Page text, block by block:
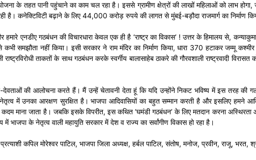
के तहत पानी पहुंचाने का काम चल रहा है। इससे ग्रामीण क्षेत्रों की लाखों महिलाओं को लाभ
है। कनेक्टिविटी बढ़ाने के लिए 44,000 करोड़ रुपये की लागत से मुंबई-बड़ौदा राजमार्ग का निर्माण
हमारे एनडीए गठबंधन की विचारधारा केवल एक ही है ‘राष्ट्र का विकास’ ! उत्तर के हिमालय से,
कभी समझौता नहीं किया। इसी सरकार ने राम मंदिर का निर्माण किया, धारा 370 हटाकर जम्मू
ताकतों के साथ गठबंधन करके स्वर्गीय बालासाहेब ठाकरे की गौरवशाली राष्ट्रवादी
की आलोचना करते हैं। मैं उन्हें चेतावनी देता हूं कि यदि उन्होंने निकट भविष्य में इस तरह की
में उनका आरक्षण सुरक्षित है। भाजपा आदिवासियों का बहुत सम्मान करती है और इसलिए हमने
कदम माना जाता है। जबकि इसके विपरीत, इस कथित ‘घमंडी गठबंधन’ के लिए मतदान करना
के नेतृत्व वाली महायुति सरकार में देश व राज्य का सर्वांगीण विकास हो रहा है।
कपिल मोरेश्वर पाटिल, भाजपा जिला अध्यक्ष, हर्बल पाटिल, संतोष, मनोज, प्रवीन, राजू, भरत,